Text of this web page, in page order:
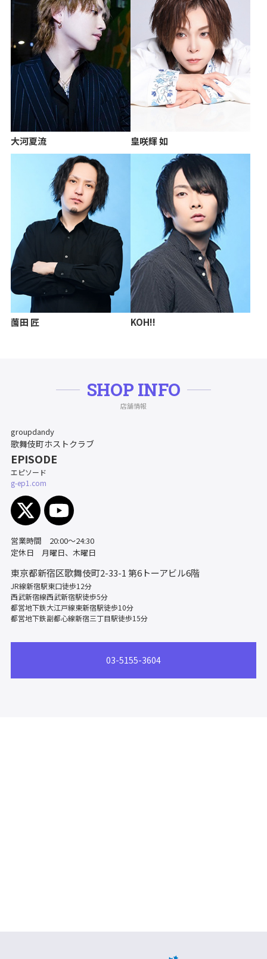
大河夏流 皇咲輝 如
薗田 匠 KOH!!
SHOP INFO
店舗情報
groupdandy
歌舞伎町ホストクラブ
EPISODE
エピソード
g-ep1.com
営業時間 20:00～24:30
定休日 月曜日、木曜日
東京都新宿区歌舞伎町2-33-1第6トーアビル6階
JR線新宿駅東口徒歩12分
西武新宿線西武新宿駅徒歩5分
都営地下鉄大江戸線東新宿駅徒歩10分
都営地下鉄副都心線新宿三丁目駅徒歩15分
03-5155-3604